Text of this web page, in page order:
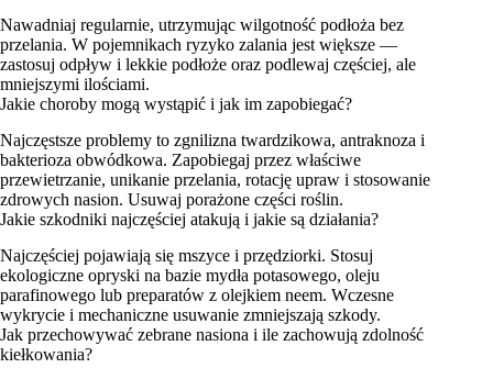
Nawadniaj regularnie, utrzymując wilgotność podłoża bez
przelania. W pojemnikach ryzyko zalania jest większe —
zastosuj odpływ i lekkie podłoże oraz podlewaj częściej, ale
mniejszymi ilościami.
Jakie choroby mogą wystąpić i jak im zapobiegać?
Najczęstsze problemy to zgnilizna twardzikowa, antraknoza i
bakterioza obwódkowa. Zapobiegaj przez właściwe
przewietrzanie, unikanie przelania, rotację upraw i stosowanie
zdrowych nasion. Usuwaj porażone części roślin.
Jakie szkodniki najczęściej atakują i jakie są działania?
Najczęściej pojawiają się mszyce i przędziorki. Stosuj
ekologiczne opryski na bazie mydła potasowego, oleju
parafinowego lub preparatów z olejkiem neem. Wczesne
wykrycie i mechaniczne usuwanie zmniejszają szkody.
Jak przechowywać zebrane nasiona i ile zachowują zdolność
kiełkowania?